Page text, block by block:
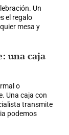
Un
el regalo
mesa y
una caja
o
Una caja con
transmite
podemos